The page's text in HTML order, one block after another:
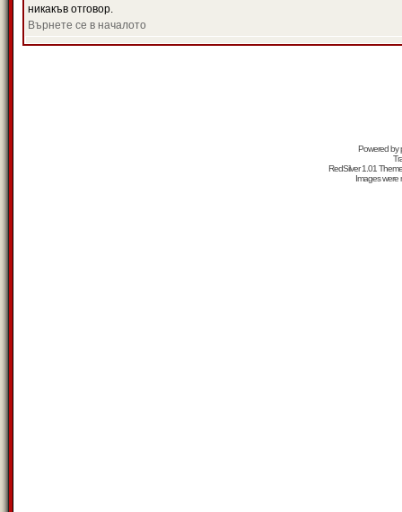
никакъв отговор.
Върнете се в началото
Powered by
RedSilver 1.01
Images were